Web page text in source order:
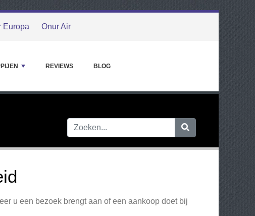
Europa Onur Air
REVIEWS BLOG
u een bezoek brengt aan of een aankoop doet bij